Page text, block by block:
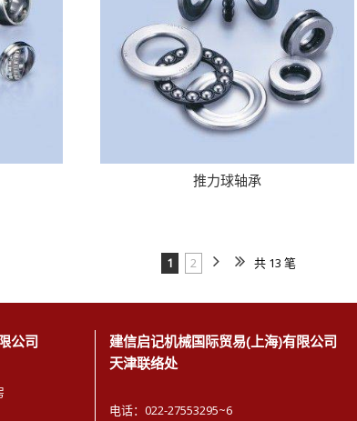
推力球轴承
1 2 共 13 笔
公司
建信启记机械国际贸易(上海)有限公司
天津联络处
电话：022-27553295~6